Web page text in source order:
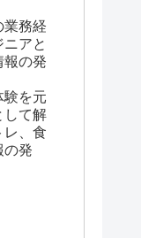
業務経
アと
報の発
験を元
して解
レ、食
の発